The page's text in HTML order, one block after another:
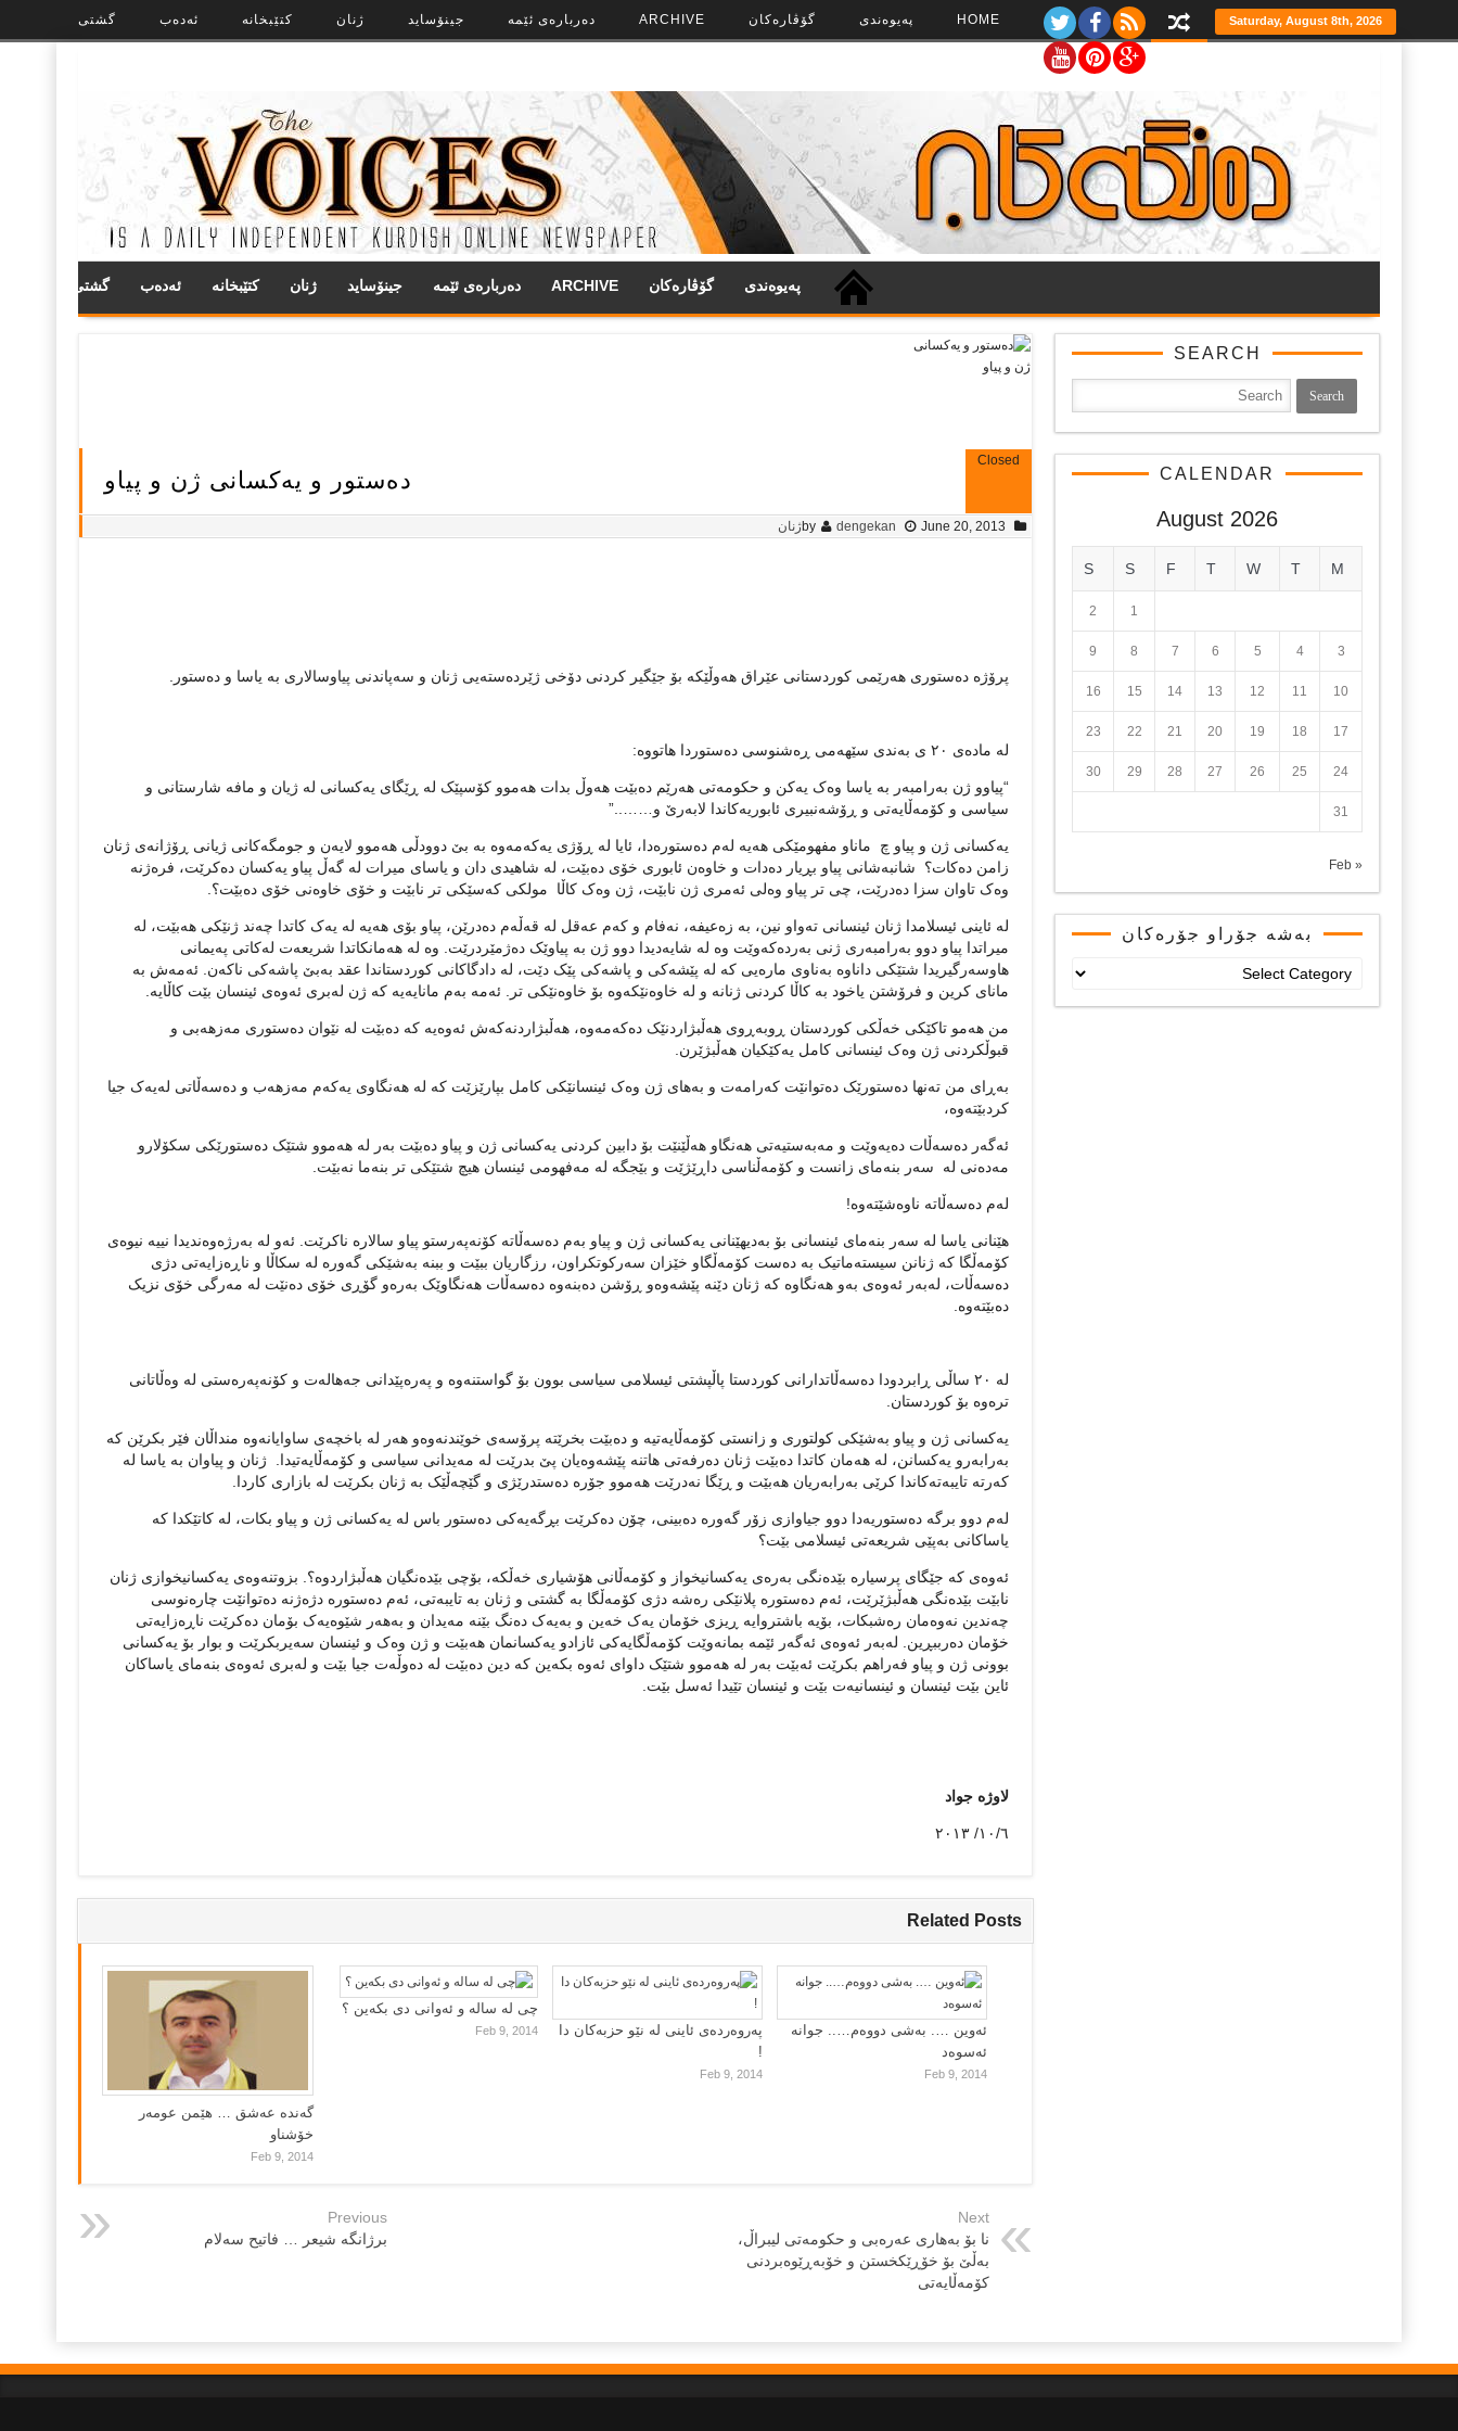
گشتی ئەدەب کتێبخانە ژنان جینۆساید ده‌رباره‌ی ئێمه ARCHIVE گۆڤاره‌کان په‌‌یوه‌ندی HOME Saturday, August 8th, 2026
گشتی ئەدەب کتێبخانە ژنان جینۆساید ده‌رباره‌ی ئێمه ARCHIVE گۆڤاره‌کان په‌‌یوه‌ندی
دەستور و یەکسانی ژن و پیاو
Closed
by dengekan June 20, 2013 ژنان
پرۆژە دەستوری هەرێمی کوردستانی عێراق هەوڵێکە بۆ جێگیر کردنی دۆخی ژێردەستەیی ژنان و سەپاندنی پیاوسالاری بە یاسا و دەستور.
لە مادەی ٢٠ ی بەندی سێهەمی ڕەشنوسی دەستوردا هاتووە:
“پیاوو ژن بەرامبەر بە یاسا وەک یەکن و حکومەتی هەرێم دەبێت هەوڵ بدات هەموو کۆسپێک لە ڕێگای یەکسانی لە ژیان و مافە شارستانی و
سیاسی و کۆمەڵایەتی و ڕۆشەنبیری ئابوریەکاندا لابەرێ و……..”
یەکسانی ژن و پیاو چ ماناو مفهومێکی هەیە لەم دەستورەدا، ئایا لە ڕۆژی یەکەمەوە بە بێ دوودڵی هەموو لایەن و جومگەکانی ژیانی ڕۆژانەی ژنان
زامن دەکات؟ شانبەشانی پیاو بڕیار دەدات و خاوەن ئابوری خۆی دەبێت، لە شاهیدی دان و یاسای میرات لە گەڵ پیاو یەکسان دەکرێت، فرەژنە
وەک تاوان سزا دەدرێت، چی تر پیاو وەلی ئەمری ژن نابێت، ژن وەک کاڵا مولکی کەسێکی تر نابێت و خۆی خاوەنی خۆی دەبێت؟.
لە ئاینی ئیسلامدا ژنان ئینسانی تەواو نین، بە زەعیفە، نەفام و کەم عەقل لە قەڵەم دەدرێن، پیاو بۆی هەیە لە یەک کاتدا چەند ژنێکی هەبێت، لە
میراتدا پیاو دوو بەرامبەری ژنی بەردەکەوێت وە لە شایەدیدا دوو ژن بە پیاوێک دەژمێردرێت. وە لە هەمانکاتدا شریعەت لەکاتی پەیمانی
هاوسەرگیریدا شتێکی داناوە بەناوی مارەیی کە لە پێشەکی و پاشەکی پێک دێت، لە دادگاکانی کوردستاندا عقد بەبێ پاشەکی ناکەن. ئەمەش بە
مانای کرین و فرۆشتن یاخود بە کاڵا کردنی ژنانە و لە خاوەنێکەوە بۆ خاوەنێکی تر. ئەمە بەم مانایەیە کە ژن لەبری ئەوەی ئینسان بێت کاڵایە.
من هەمو تاکێکی خەڵکی کوردستان ڕوبەڕوی هەڵبژاردنێک دەکەمەوە، هەڵبژاردنەکەش ئەوەیە کە دەبێت لە نێوان دەستوری مەزهەبی و
قبوڵکردنی ژن وەک ئینسانی کامل یەکێکیان هەڵبژێرن.
بەڕای من تەنها دەستورێک دەتوانێت کەرامەت و بەهای ژن وەک ئینسانێکی کامل بپارێزێت کە لە هەنگاوی یەکەم مەزهەب و دەسەڵاتی لەیەک جیا
کردبێتەوە،
ئەگەر دەسەڵات دەیەوێت و مەبەستیەتی هەنگاو هەڵێنێت بۆ دابین کردنی یەکسانی ژن و پیاو دەبێت بەر لە هەموو شتێک دەستورێکی سکۆلارو
مەدەنی لە سەر بنەمای زانست و کۆمەڵناسی داڕێژێت و بێجگە لە مەفهومی ئینسان هیچ شتێکی تر بنەما نەبێت.
لەم دەسەڵاتە ناوەشێتەوە!
هێنانی یاسا لە سەر بنەمای ئینسانی بۆ بەدیهێنانی یەکسانی ژن و پیاو بەم دەسەڵاتە کۆنەپەرستو پیاو سالارە ناکرێت. ئەو لە بەرژەوەندیدا نییە نیوەی
کۆمەڵگا کە ژنانن سیستەماتیک بە دەست کۆمەڵگاو خێزان سەرکوتکراون، رزگاریان ببێت و ببنە بەشێکی گەورە لە سکاڵا و ناڕەزایەتی دژی
دەسەڵات، لەبەر ئەوەی بەو هەنگاوە کە ژنان دێنە پێشەوەو ڕۆشن دەبنەوە دەسەڵات هەنگاوێک بەرەو گۆڕی خۆی دەنێت لە مەرگی خۆی نزیک
دەبێتەوە.
لە ٢٠ ساڵی ڕابردودا دەسەڵاتدارانی کوردستا پاڵپشتی ئیسلامی سیاسی بوون بۆ گواستنەوە و پەرەپێدانی جەهالەت و کۆنەپەرەستی لە وەڵاتانی
ترەوە بۆ کوردستان.
یەکسانی ژن و پیاو بەشێکی کولتوری و زانستی کۆمەڵایەتیە و دەبێت بخرێتە پرۆسەی خوێندنەوەو هەر لە باخچەی ساوایانەوە منداڵان فێر بکرێن کە
بەرابەرو یەکسانن، لە هەمان کاتدا دەبێت ژنان دەرفەتی هاتنە پێشەوەیان پێ بدرێت لە مەیدانی سیاسی و کۆمەڵایەتیدا. ژنان و پیاوان بە یاسا لە
کەرتە تایبەتەکاندا کرێی بەرابەریان هەبێت و ڕێگا نەدرێت هەموو جۆرە دەستدرێژی و گێچەڵێک بە ژنان بکرێت لە بازاری کاردا.
لەم دوو برگە دەستوریەدا دوو جیاوازی زۆر گەورە دەبینی، چۆن دەکرێت بڕگەیەکی دەستور باس لە یەکسانی ژن و پیاو بکات، لە کاتێکدا کە
یاساکانی بەپێی شریعەتی ئیسلامی بێت؟
ئەوەی کە جێگای پرسیارە بێدەنگی بەرەی یەکسانیخواز و کۆمەڵانی هۆشیاری خەڵکە، بۆچی بێدەنگیان هەڵبژاردوە؟. بزوتنەوەی یەکسانیخوازی ژنان
نابێت بێدەنگی هەڵبژێرێت، ئەم دەستورە پلانێکی رەشە دژی کۆمەڵگا بە گشتی و ژنان بە تایبەتی، ئەم دەستورە دژەژنە دەتوانێت چارەنوسی
چەندین نەوەمان رەشبکات، بۆیە باشتروایە ڕیزی خۆمان یەک خەین و بەیەک دەنگ بێنە مەیدان و بەهەر شێوەیەک بۆمان دەکرێت ناڕەزایەتی
خۆمان دەرببڕین. لەبەر ئەوەی ئەگەر ئێمە بمانەوێت کۆمەڵگایەکی ئازادو یەکسانمان هەبێت و ژن وەک و ئینسان سەیربکرێت و بوار بۆ یەکسانی
بوونی ژن و پیاو فەراهم بکرێت ئەبێت بەر لە هەموو شتێک داوای ئەوە بکەین کە دین دەبێت لە دەوڵەت جیا بێت و لەبری ئەوەی بنەمای یاساکان
ئاین بێت ئینسان و ئینسانیەت بێت و ئینسان تێیدا ئەسل بێت.
لاوژە جواد
١٠/٦/ ٢٠١٣
Related Posts
گه‌نده‌ عه‌شق … هێمن عومه‌ر
خۆشناو
Feb 9, 2014
چی لە سالە و ئەوانی دی بكەین ؟
Feb 9, 2014
پەروەردەی ئاینی لە نێو حزبەکان دا
!
Feb 9, 2014
ئەوین …. بەشی دووەم….. جوانە
ئەسوەد
Feb 9, 2014
Previous
برژانگه‌ شیعر … فاتیح سه‌لام
Next
نا بۆ به‌هاری عه‌ره‌بی و حکومه‌تی لیبراڵ،
به‌ڵێ بۆ خۆڕێکخستن و خۆبه‌ڕێوه‌بردنی
کۆمه‌‌ڵایه‌تی
SEARCH
CALENDAR
August 2026
M
T
W
T
F
S
S
1
2
3
4
5
6
7
8
9
10
11
12
13
14
15
16
17
18
19
20
21
22
23
24
25
26
27
28
29
30
31
« Feb
بەشە جۆراو جۆرەکان
جۆرەکان